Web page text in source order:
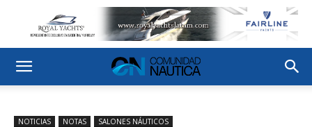
NOTICIAS NOTAS SALONES NÁUTICOS